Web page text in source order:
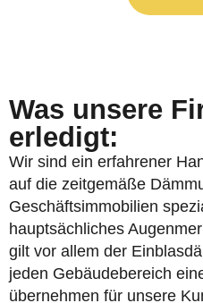
Was unsere
erledigt:
Wir sind ein erfahrener
auf die zeitgemäße
Geschäftsimmobilien
hauptsächliches
gilt vor allem der
jeden Gebäudebereich
übernehmen für unsere